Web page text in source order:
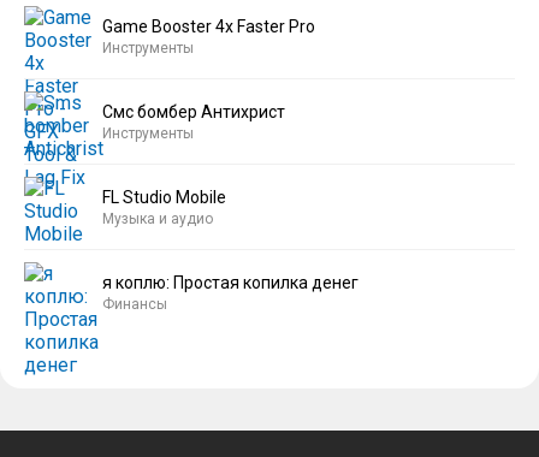
Game Booster 4x Faster Pro
Инструменты
Смс бомбер Антихрист
Инструменты
FL Studio Mobile
Музыка и аудио
я коплю: Простая копилка денег
Финансы